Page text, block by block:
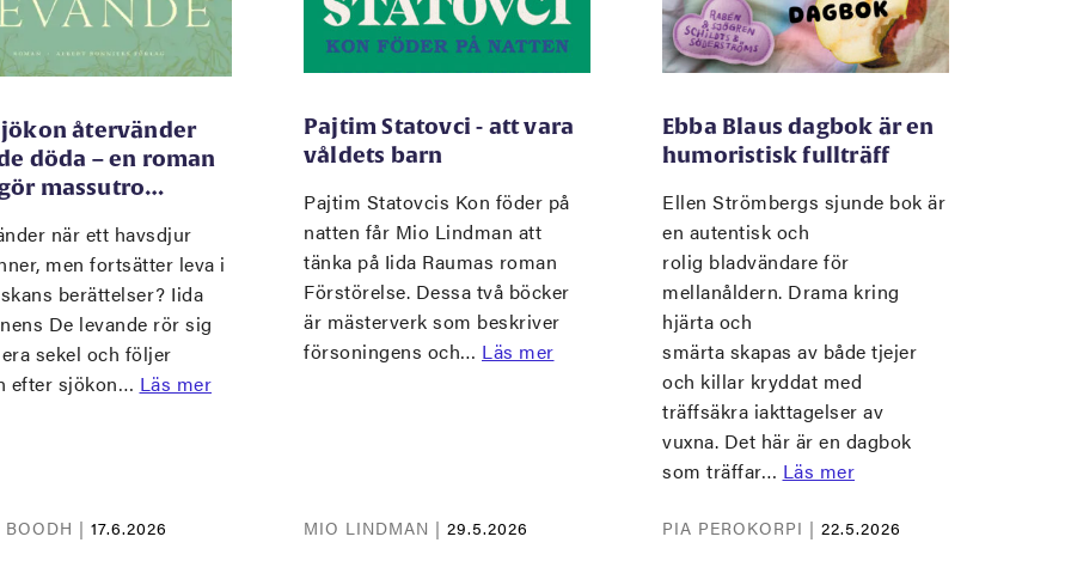
återvänder
döda – en roman
massutro…
när ett havsdjur
men fortsätter leva i
berättelser? Iida
De levande rör sig
sekel och följer
efter sjökon… Läs mer
| 17.6.2026
Pajtim Statovci - att vara
våldets barn
Pajtim Statovcis Kon föder på
natten får Mio Lindman att
tänka på Iida Raumas roman
Förstörelse. Dessa två böcker
är mästerverk som beskriver
försoningens och… Läs mer
MIO LINDMAN | 29.5.2026
Ebba Blaus dagbok är en
humoristisk fullträff
Ellen Strömbergs sjunde bok är
en autentisk och
rolig bladvändare för
mellanåldern. Drama kring
hjärta och
smärta skapas av både tjejer
och killar kryddat med
träffsäkra iakttagelser av
vuxna. Det här är en dagbok
som träffar… Läs mer
PIA PEROKORPI | 22.5.2026